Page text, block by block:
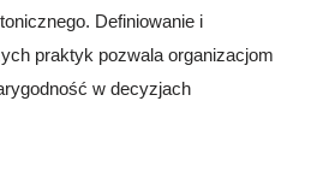
Definiowanie i
praktyk pozwala organizacjom
w decyzjach